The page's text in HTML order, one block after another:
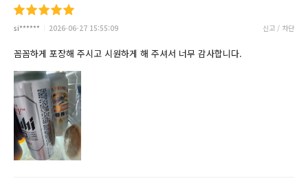
si****** 2026-06-27 15:55:09 신고 / 차단
꼼꼼하게 포장해 주시고 시원하게 해 주셔서 너무 감사합니다.